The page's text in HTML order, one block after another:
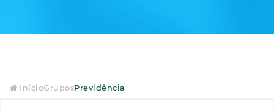
InícioGruposPrevidência